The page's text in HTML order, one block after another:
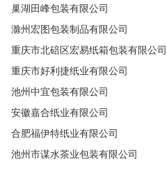
巢湖田峰包装有限公司
滁州宏图包装制品有限公司
重庆市北碚区宏易纸箱包装有限公司
重庆市好利捷纸业有限公司
池州中宜包装有限公司
安徽嘉合纸业有限公司
合肥福伊特纸业有限公司
池州市谋水茶业包装有限公司